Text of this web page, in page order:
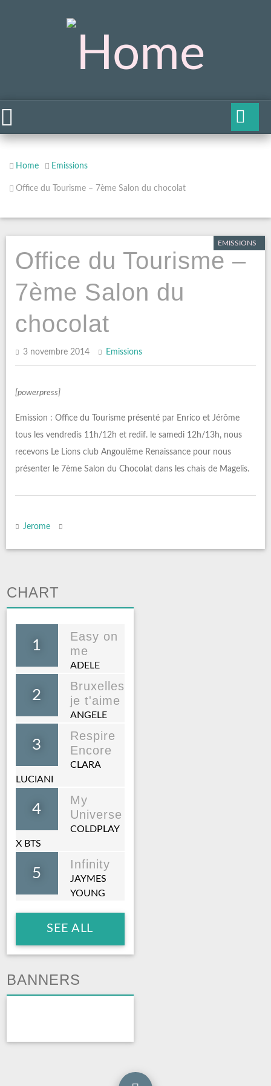
Home Emissions
Office du Tourisme – 7ème Salon du chocolat
EMISSIONS
Office du Tourisme –
7ème Salon du
chocolat
3 novembre 2014 Emissions
[powerpress]
Emission : Office du Tourisme présenté par Enrico et Jérôme
tous les vendredis 11h/12h et redif. le samedi 12h/13h, nous
recevons Le Lions club Angoulême Renaissance pour nous
présenter le 7ème Salon du Chocolat dans les chais de Magelis.
Jerome
CHART
1
Easy on
me
ADELE
2
Bruxelles
je t'aime
ANGELE
3
Respire
Encore
CLARA
LUCIANI
4
My
Universe
COLDPLAY
X BTS
5
Infinity
JAYMES
YOUNG
SEE ALL
BANNERS